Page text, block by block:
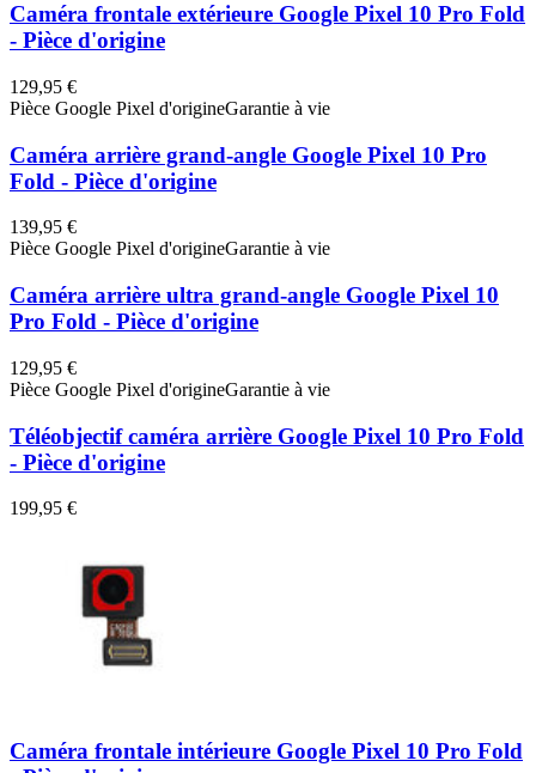
Caméra frontale extérieure Google Pixel 10 Pro Fold
- Pièce d'origine
129,95 €
Pièce Google Pixel d'origineGarantie à vie
Caméra arrière grand-angle Google Pixel 10 Pro
Fold - Pièce d'origine
139,95 €
Pièce Google Pixel d'origineGarantie à vie
Caméra arrière ultra grand-angle Google Pixel 10
Pro Fold - Pièce d'origine
129,95 €
Pièce Google Pixel d'origineGarantie à vie
Téléobjectif caméra arrière Google Pixel 10 Pro Fold
- Pièce d'origine
199,95 €
Caméra frontale intérieure Google Pixel 10 Pro Fold